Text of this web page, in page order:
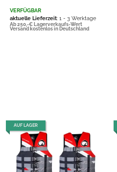
VERFÜGBAR
aktuelle Lieferzeit: 1 - 3 Werktage
Ab 250,-€ Lagerverkaufs-Wert
Versand kostenlos in Deutschland
AUF LAGER